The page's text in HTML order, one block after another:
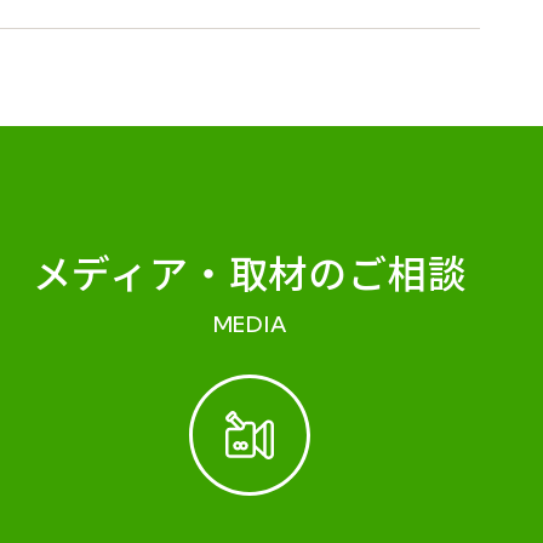
メディア・ 取材のご相談
MEDIA